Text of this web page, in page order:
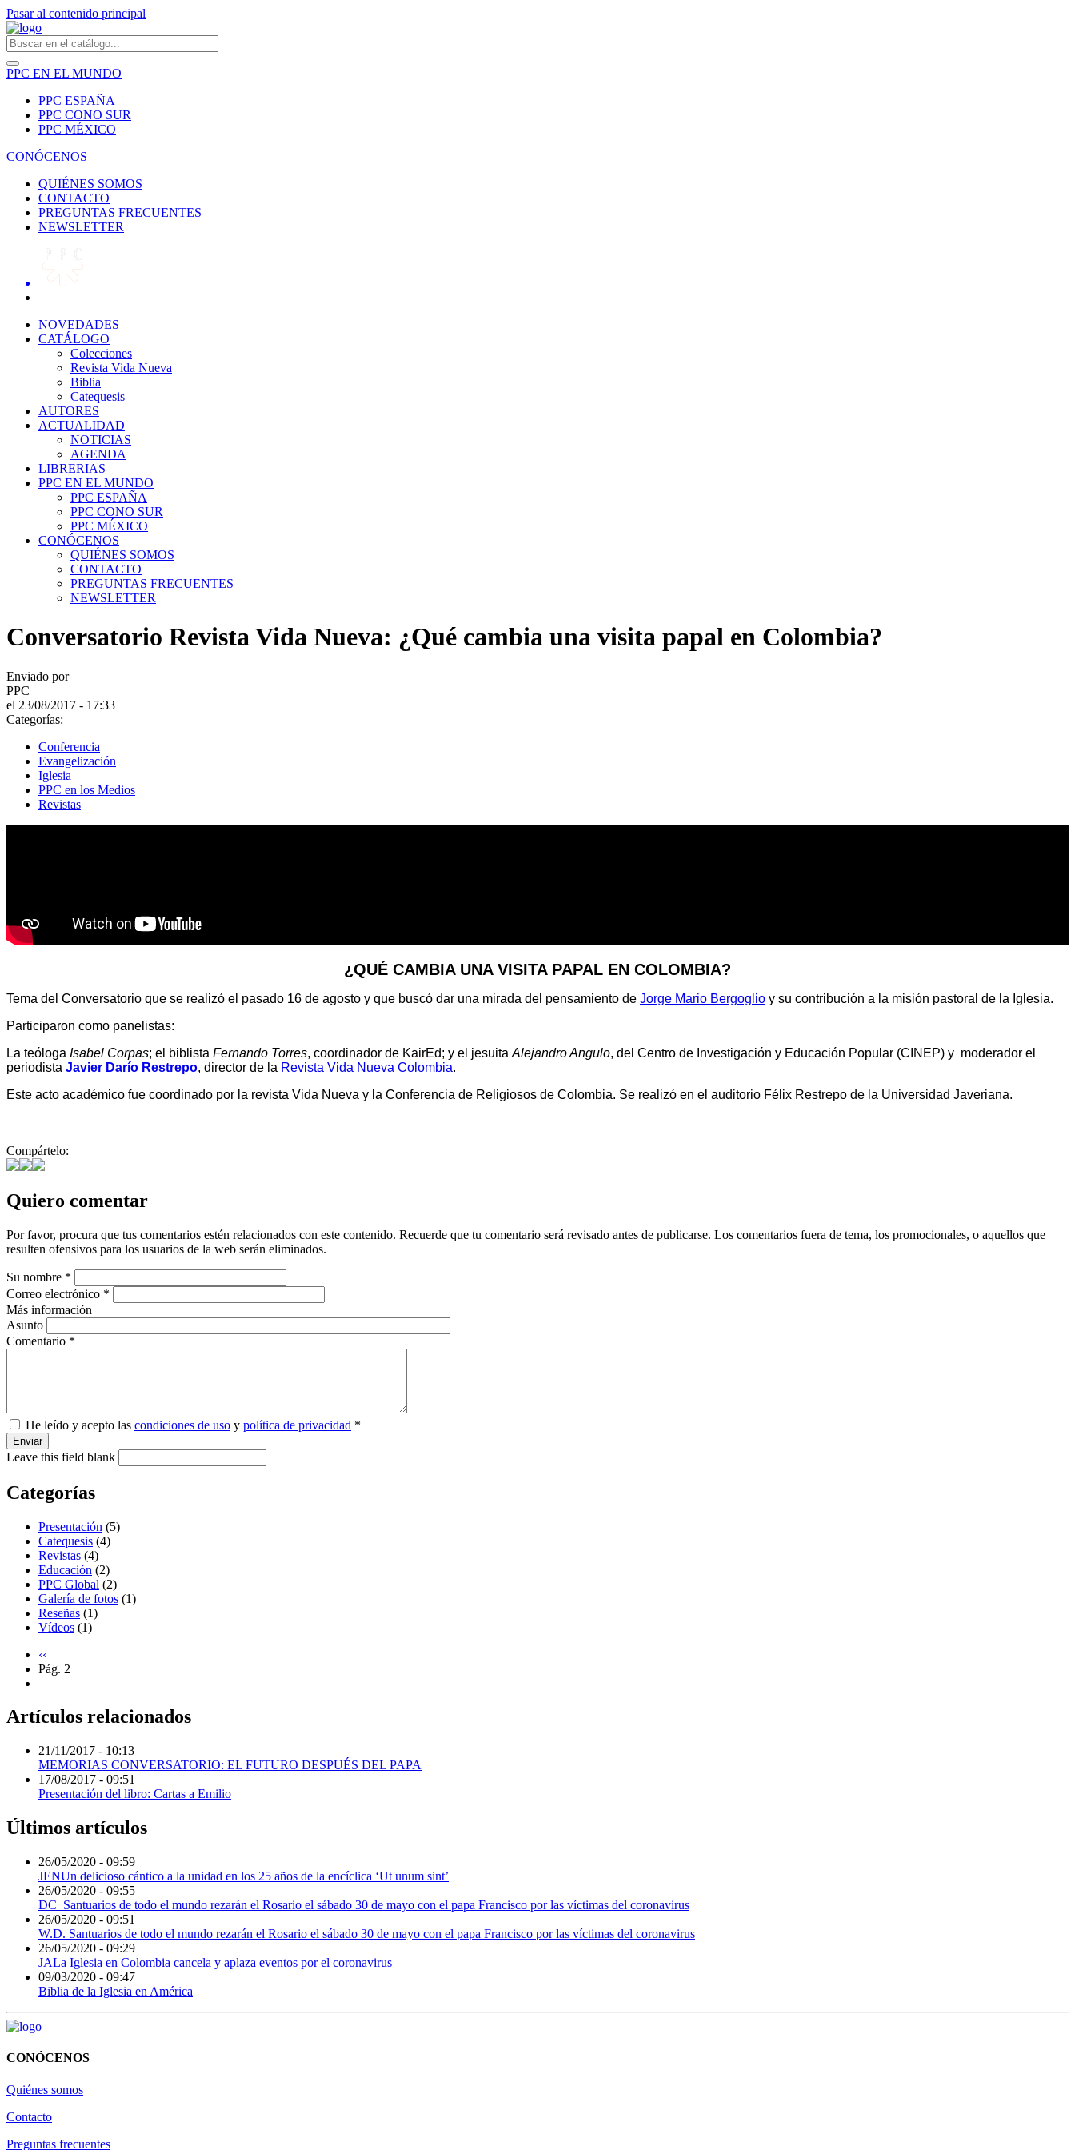
Pasar al contenido principal
PPC EN EL MUNDO
PPC ESPAÑA
PPC CONO SUR
PPC MÉXICO
CONÓCENOS
QUIÉNES SOMOS
CONTACTO
PREGUNTAS FRECUENTES
NEWSLETTER
NOVEDADES
CATÁLOGO
Colecciones
Revista Vida Nueva
Biblia
Catequesis
AUTORES
ACTUALIDAD
NOTICIAS
AGENDA
LIBRERIAS
PPC EN EL MUNDO
PPC ESPAÑA
PPC CONO SUR
PPC MÉXICO
CONÓCENOS
QUIÉNES SOMOS
CONTACTO
PREGUNTAS FRECUENTES
NEWSLETTER
Conversatorio Revista Vida Nueva: ¿Qué cambia una visita papal en Colombia?
Enviado por
PPC
el 23/08/2017 - 17:33
Categorías:
Conferencia
Evangelización
Iglesia
PPC en los Medios
Revistas
¿QUÉ CAMBIA UNA VISITA PAPAL EN COLOMBIA?
Tema del Conversatorio que se realizó el pasado 16 de agosto y que buscó dar una mirada del pensamiento de Jorge Mario Bergoglio y su contribución a la misión pastoral de la Iglesia.
Participaron como panelistas:
La teóloga Isabel Corpas; el biblista Fernando Torres, coordinador de KairEd; y el jesuita Alejandro Angulo, del Centro de Investigación y Educación Popular (CINEP) y moderador el
periodista Javier Darío Restrepo, director de la Revista Vida Nueva Colombia.
Este acto académico fue coordinado por la revista Vida Nueva y la Conferencia de Religiosos de Colombia. Se realizó en el auditorio Félix Restrepo de la Universidad Javeriana.
Compártelo:
Quiero comentar
Por favor, procura que tus comentarios estén relacionados con este contenido. Recuerde que tu comentario será revisado antes de publicarse. Los comentarios fuera de tema, los promocionales, o aquellos que
resulten ofensivos para los usuarios de la web serán eliminados.
Su nombre *
Correo electrónico *
Más información
Asunto
Comentario *
He leído y acepto las condiciones de uso y política de privacidad *
Enviar
Leave this field blank
Categorías
Presentación (5)
Catequesis (4)
Revistas (4)
Educación (2)
PPC Global (2)
Galería de fotos (1)
Reseñas (1)
Vídeos (1)
‹‹
Pág. 2
Artículos relacionados
21/11/2017 - 10:13
MEMORIAS CONVERSATORIO: EL FUTURO DESPUÉS DEL PAPA
17/08/2017 - 09:51
Presentación del libro: Cartas a Emilio
Últimos artículos
26/05/2020 - 09:59
JENUn delicioso cántico a la unidad en los 25 años de la encíclica ‘Ut unum sint’
26/05/2020 - 09:55
DC_Santuarios de todo el mundo rezarán el Rosario el sábado 30 de mayo con el papa Francisco por las víctimas del coronavirus
26/05/2020 - 09:51
W.D. Santuarios de todo el mundo rezarán el Rosario el sábado 30 de mayo con el papa Francisco por las víctimas del coronavirus
26/05/2020 - 09:29
JALa Iglesia en Colombia cancela y aplaza eventos por el coronavirus
09/03/2020 - 09:47
Biblia de la Iglesia en América
CONÓCENOS
Quiénes somos
Contacto
Preguntas frecuentes